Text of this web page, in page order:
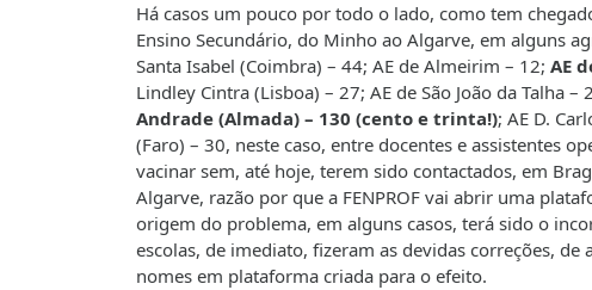
Há casos um pouco por todo o lado, como tem
Ensino Secundário, do Minho ao Algarve, em alguns
Santa Isabel (Coimbra) – 44; AE de Almeirim – 12; AE
Lindley Cintra (Lisboa) – 27; AE de São João da Talha
Andrade (Almada) – 130 (cento e trinta!); AE D.
(Faro) – 30, neste caso, entre docentes e assistentes
vacinar sem, até hoje, terem sido contactados, em
Algarve, razão por que a FENPROF vai abrir uma
origem do problema, em alguns casos, terá sido o
escolas, de imediato, fizeram as devidas correções,
nomes em plataforma criada para o efeito.